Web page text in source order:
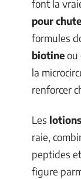
font la
pour
formules
biotineou
la
renforcer
Les
raie,
peptides et
figure